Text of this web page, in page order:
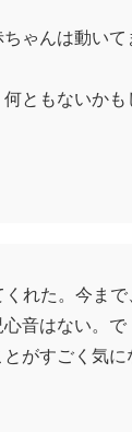
ゃんは動いて
ともないかも
れた。今まで
音はない。で
がすごく気に